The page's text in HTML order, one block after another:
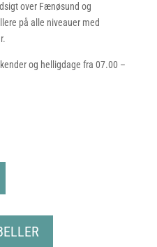
over Fænøsund og
på alle niveauer med
og helligdage fra 07.00 –